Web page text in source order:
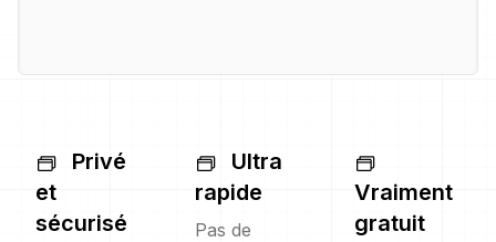
Privé
et
sécurisé
Ultra
rapide
Pas de
Vraiment
gratuit